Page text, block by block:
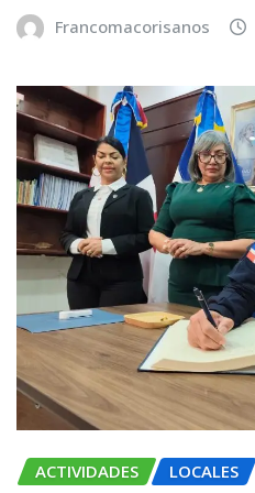
Francomacorisanos
ACTIVIDADES LOCALES